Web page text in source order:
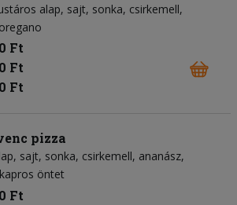
alap sajt sonka csirkemell
oregano
Ft
Ft
Ft
pizza
sajt sonka csirkemell ananász
kapros öntet
Ft